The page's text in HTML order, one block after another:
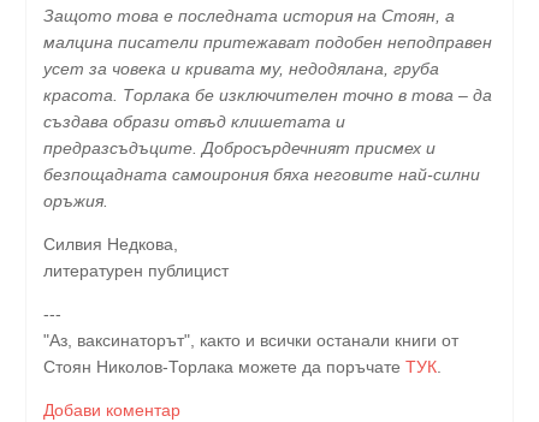
Защото това е последната история на Стоян, а
малцина писатели притежават подобен неподправен
усет за човека и кривата му, недодялана, груба
красота. Торлака бе изключителен точно в това – да
създава образи отвъд клишетата и
предразсъдъците. Добросърдечният присмех и
безпощадната самоирония бяха неговите най-силни
оръжия.
Силвия Недкова,
литературен публицист
---
"Аз, ваксинаторът", както и всички останали книги от
Стоян Николов-Торлака можете да поръчате ТУК
Добави коментар